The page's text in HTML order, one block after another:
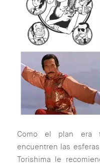
Como el plan era
encuentren las
Torishima le